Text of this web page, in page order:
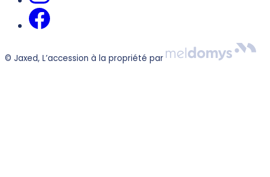
© Jaxed, L’accession à la propriété par